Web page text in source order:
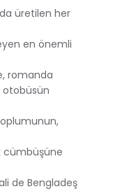
üretilen her
en önemli
romanda
otobüsün
cümbüşüne
de Bengladeş